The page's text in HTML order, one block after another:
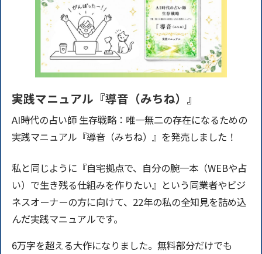
実践マニュアル『導音（みちね）』
AI時代の占い師 生存戦略：唯一無二の存在になるための
実践マニュアル『導音（みちね）』を発売しました！
私と同じように『自宅拠点で、自分の腕一本（WEBや占
い）で生き残る仕組みを作りたい』という同業者やビジ
ネスオーナーの方に向けて、22年の私の全知見を詰め込
んだ実践マニュアルです。
6万字を超える大作になりました。無料部分だけでも